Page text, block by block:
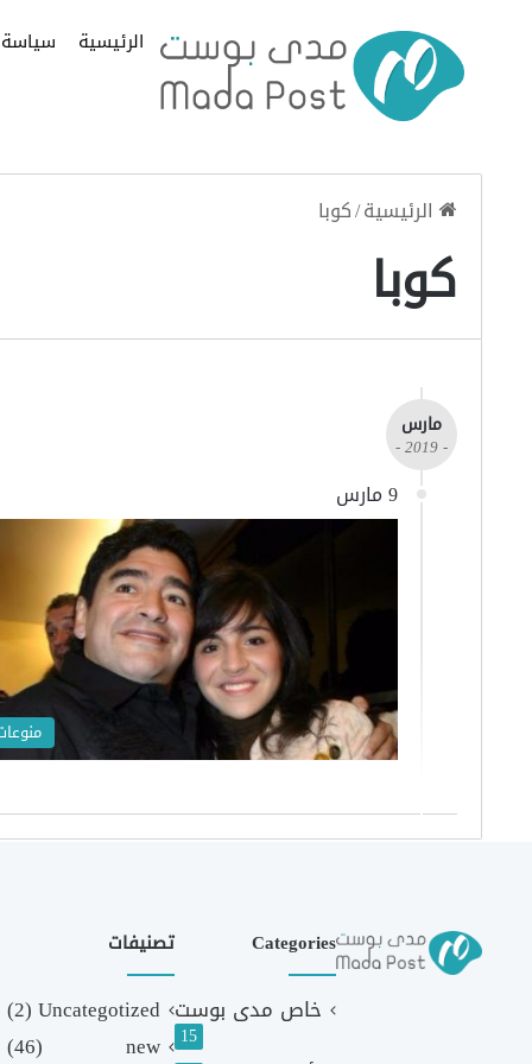
الرئيسية سياسة
الرئيسية/كوبا
كوبا
مارس
- 2019 -
9 مارس
Categories
خاص مدى بوست
15
تصنيفات
Uncategotized
(2)
new
(46)